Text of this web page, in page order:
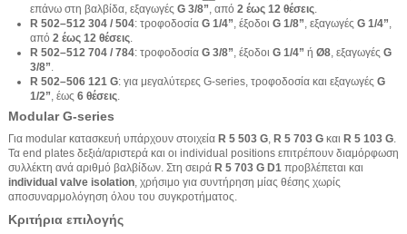
επάνω στη βαλβίδα, εξαγωγές G 3/8”, από 2 έως 12 θέσεις.
R 502–512 304 / 504: τροφοδοσία G 1/4”, έξοδοι G 1/8”, εξαγωγές G 1/4”,
από 2 έως 12 θέσεις.
R 502–512 704 / 784: τροφοδοσία G 3/8”, έξοδοι G 1/4” ή Ø8, εξαγωγές G
3/8”.
R 502–506 121 G: για μεγαλύτερες G-series, τροφοδοσία και εξαγωγές G
1/2”, έως 6 θέσεις.
Modular G-series
Για modular κατασκευή υπάρχουν στοιχεία R 5 503 G, R 5 703 G και R 5 103 G.
Τα end plates δεξιά/αριστερά και οι individual positions επιτρέπουν διαμόρφωση
συλλέκτη ανά αριθμό βαλβίδων. Στη σειρά R 5 703 G D1 προβλέπεται και
individual valve isolation, χρήσιμο για συντήρηση μίας θέσης χωρίς
αποσυναρμολόγηση όλου του συγκροτήματος.
Κριτήρια επιλογής